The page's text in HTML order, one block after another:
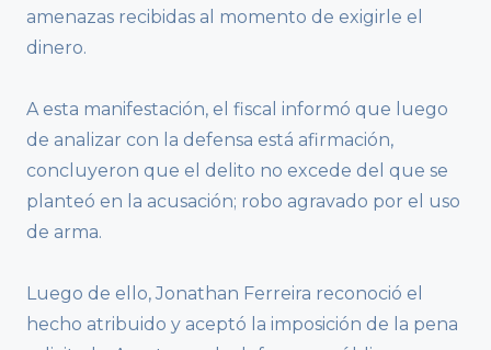
amenazas recibidas al momento de exigirle el
dinero.
A esta manifestación, el fiscal informó que luego
de analizar con la defensa está afirmación,
concluyeron que el delito no excede del que se
planteó en la acusación; robo agravado por el uso
de arma.
Luego de ello, Jonathan Ferreira reconoció el
hecho atribuido y aceptó la imposición de la pena